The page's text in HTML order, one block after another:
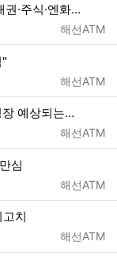
·주식·엔화…
등록자
해선ATM
등록자
해선ATM
장 예상되는…
등록자
해선ATM
심
등록자
해선ATM
치
등록자
해선ATM